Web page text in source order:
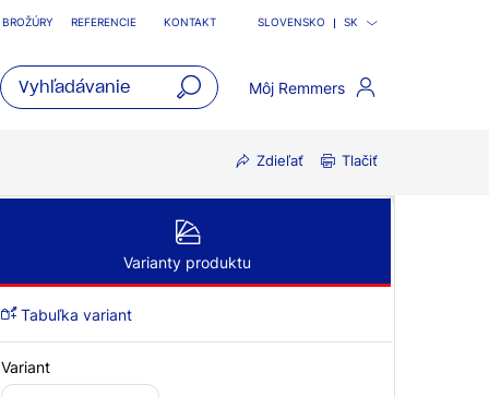
BROŽÚRY REFERENCIE KONTAKT SLOVENSKO SK
Môj Remmers
Zdieľať Tlačiť
Varianty produktu
Tabuľka variant
Variant